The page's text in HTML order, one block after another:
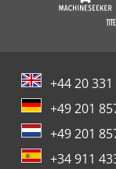
+44 20
+49 201
+49 201
+34 911